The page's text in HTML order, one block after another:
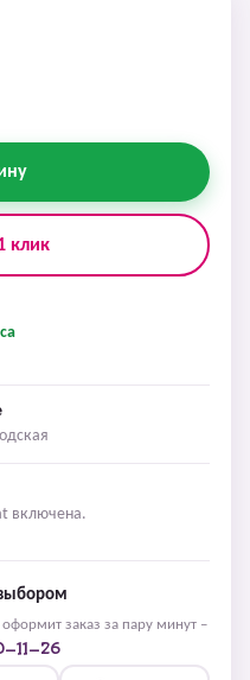
клик
включена.
заказ за пару минут –
11-26